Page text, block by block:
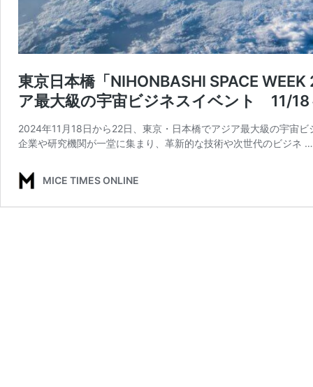
東京日本橋「NIHONBASHI SPACE
ア最大級の宇宙ビジネスイベント 11/18
2024年11月18日から22日、東京・日本橋でアジア最大級の宇宙
企業や研究機関が一堂に集まり、革新的な技術や次世代のビジネ
MICE TIMES ONLINE